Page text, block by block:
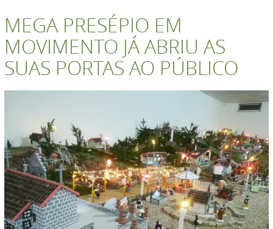
MEGA PRESÉPIO EM
MOVIMENTO JÁ ABRIU AS
SUAS PORTAS AO PÚBLICO